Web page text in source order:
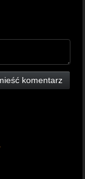
komentarz